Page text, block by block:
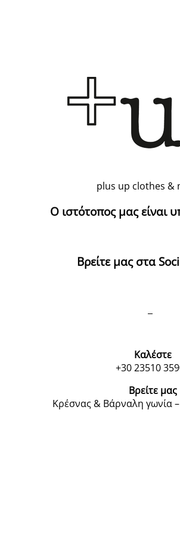
plus up clothes &
Ο ιστότοπος μας είναι
Βρείτε μας στα
Καλέστε
+30 23510
Βρείτε μας
Κρέσνας & Βάρναλη γωνία